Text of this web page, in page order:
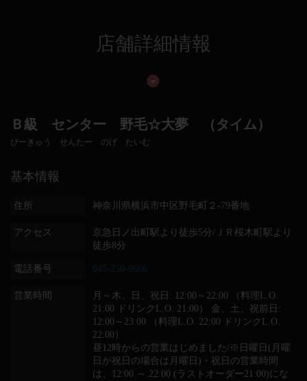
店舗詳細情報
Ｂ級 センター 野毛☆大夢 （タイム）
びーきゅう せんたー のげ たいむ
基本情報
住所 神奈川県横浜市中区野毛町２-79番地
アクセス
京急日ノ出町駅より徒歩5分/ＪＲ桜木町駅より
徒歩8分
電話番号 045-250-0666
営業時間
月～木、日、祝日: 12:00～22:00 （料理L.O.
21:00 ドリンクL.O. 21:00） 金、土、祝前日:
12:00～23:00 （料理L.O. 22:00 ドリンクL.O.
22:00）
昼12時からの営業はじめました/※日曜日(月曜
日が祝日の場合は月曜日)・祝日の営業時間
は、12:00 ～ 22:00 (ラストオーダー21:00)にな